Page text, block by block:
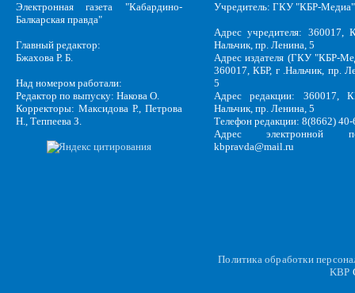
Электронная газета "Кабардино-
Балкарская правда"
Главный редактор:
Бжахова Р. Б.
Над номером работали:
Редактор по выпуску: Накова О.
Корректоры: Максидова Р., Петрова
Н., Теппеева З.
Учредитель: ГКУ "КБР-Медиа"
Адрес учредителя: 360017,
Нальчик, пр. Ленина, 5
Адрес издателя (ГКУ "КБР-
360017, КБР, г .Нальчик, пр.
5
Адрес редакции: 360017,
Нальчик, пр. Ленина, 5
Телефон редакции: 8(8662)
Адрес электронной
kbpravda@mail.ru
Политика обработки
KBP